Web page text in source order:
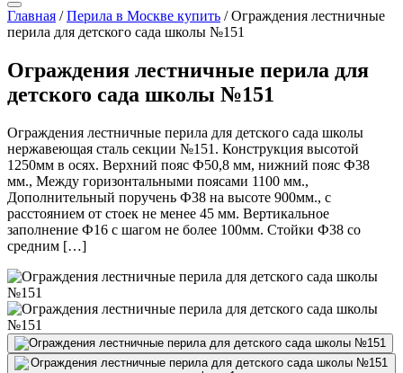
Главная /Перила в Москве купить /Ограждения лестничные
перила для детского сада школы №151
Ограждения лестничные перила для
детского сада школы №151
Ограждения лестничные перила для детского сада школы
нержавеющая сталь секции №151. Конструкция высотой
1250мм в осях. Верхний пояс Ф50,8 мм, нижний пояс Ф38
мм., Между горизонтальными поясами 1100 мм.,
Дополнительный поручень Ф38 на высоте 900мм., с
расстоянием от стоек не менее 45 мм. Вертикальное
заполнение Ф16 с шагом не более 100мм. Стойки Ф38 со
средним […]